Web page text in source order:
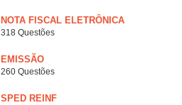
NOTA FISCAL ELETRÔNICA
318 Questões
EMISSÃO
260 Questões
SPED REINF